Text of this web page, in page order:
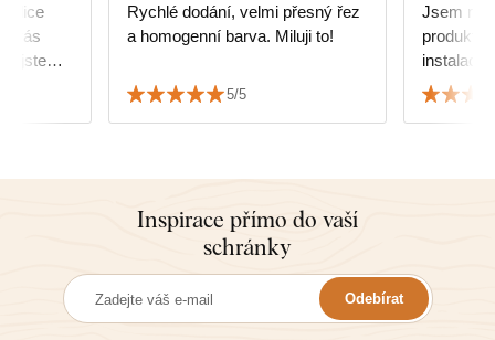
vás
jste
Rychlé dodání, velmi přesný řez
a homogenní barva. Miluji to!
5/5
Jsem
instalace
jedničku.
Inspirace přímo do vaší
schránky
Odebírat